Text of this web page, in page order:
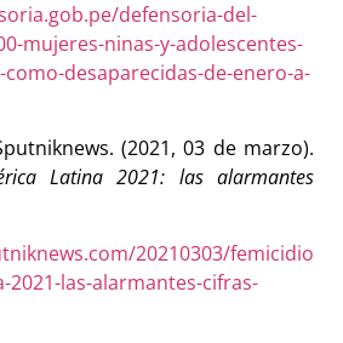
defensoria-del-
mujeres-ninas-y-adolescentes-
desaparecidas-de-enero-a-
(2021, 03 de marzo).
Latina 2021: las alarmantes
20210303/femicidio
2021-las-alarmantes-cifras-